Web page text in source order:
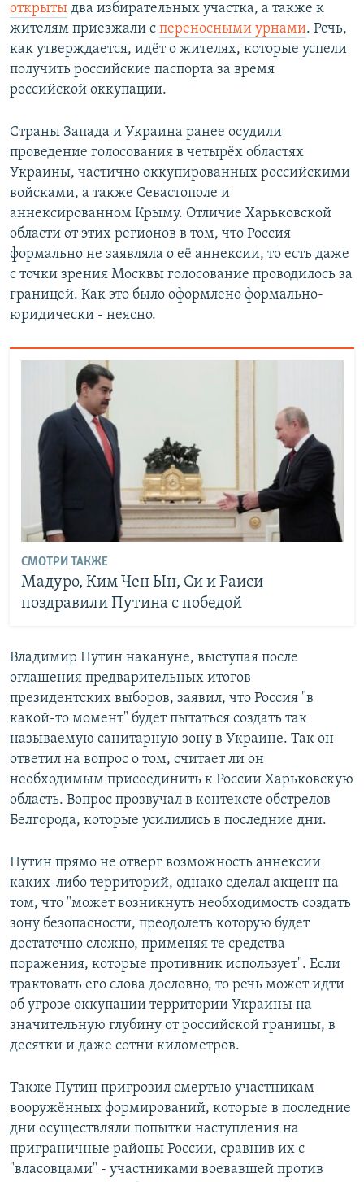
открыты два избирательных участка, а также к
жителям приезжали с переносными урнами. Речь,
как утверждается, идёт о жителях, которые успели
получить российские паспорта за время
российской оккупации.
Страны Запада и Украина ранее осудили
проведение голосования в четырёх областях
Украины, частично оккупированных российскими
войсками, а также Севастополе и
аннексированном Крыму. Отличие Харьковской
области от этих регионов в том, что Россия
формально не заявляла о её аннексии, то есть даже
с точки зрения Москвы голосование проводилось за
границей. Как это было оформлено формально-
юридически - неясно.
СМОТРИ ТАКЖЕ
Мадуро, Ким Чен Ын, Си и Раиси
поздравили Путина с победой
Владимир Путин накануне, выступая после
оглашения предварительных итогов
президентских выборов, заявил, что Россия "в
какой-то момент" будет пытаться создать так
называемую санитарную зону в Украине. Так он
ответил на вопрос о том, считает ли он
необходимым присоединить к России Харьковскую
область. Вопрос прозвучал в контексте обстрелов
Белгорода, которые усилились в последние дни.
Путин прямо не отверг возможность аннексии
каких-либо территорий, однако сделал акцент на
том, что "может возникнуть необходимость создать
зону безопасности, преодолеть которую будет
достаточно сложно, применяя те средства
поражения, которые противник использует". Если
трактовать его слова дословно, то речь может идти
об угрозе оккупации территории Украины на
значительную глубину от российской границы, в
десятки и даже сотни километров.
Также Путин пригрозил смертью участникам
вооружённых формирований, которые в последние
дни осуществляли попытки наступления на
приграничные районы России, сравнив их с
"власовцами" - участниками воевавшей против